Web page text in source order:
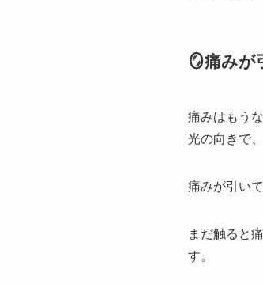
🪞痛みが
痛みはもう
光の向きで
痛みが引い
まだ触ると
す。